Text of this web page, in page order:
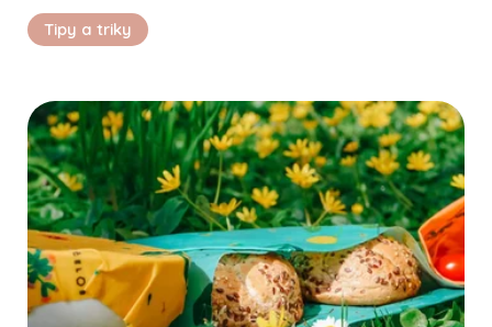
Tipy a triky